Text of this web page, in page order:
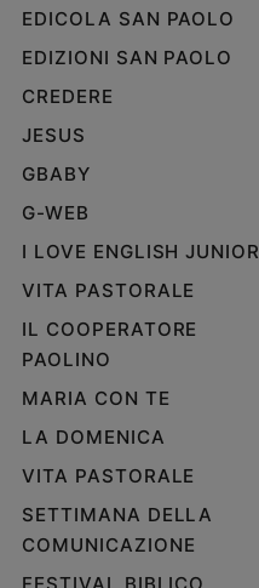
EDICOLA SAN PAOLO
EDIZIONI SAN PAOLO
CREDERE
JESUS
GBABY
G-WEB
I LOVE ENGLISH JUNIOR
VITA PASTORALE
IL COOPERATORE
PAOLINO
MARIA CON TE
LA DOMENICA
VITA PASTORALE
SETTIMANA DELLA
COMUNICAZIONE